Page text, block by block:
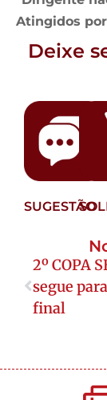
Atingidos
Deixe
SUGESTÃO
2º COPA
segue
final